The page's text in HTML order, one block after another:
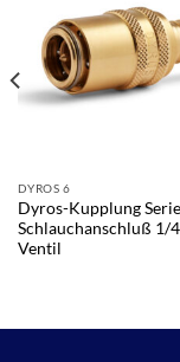
DYROS 6
Dyros-Kupplung
Schlauchanschluß 1/
Ventil